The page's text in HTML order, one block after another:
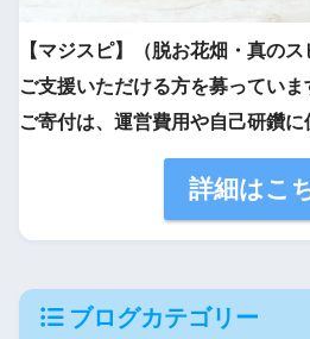
【マジスピ】（脱お花畑・真の
ご支援いただける方を募っていま
ご寄付は、運営費用や自己研鑽に
詳細はこ
ブログカテゴリー